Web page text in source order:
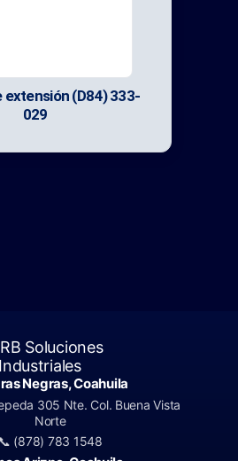
extensión (D84) 333-
029
Negras, Coahuila
305 Nte. Col. Buena Vista
Norte
📞 (878) 783 1548